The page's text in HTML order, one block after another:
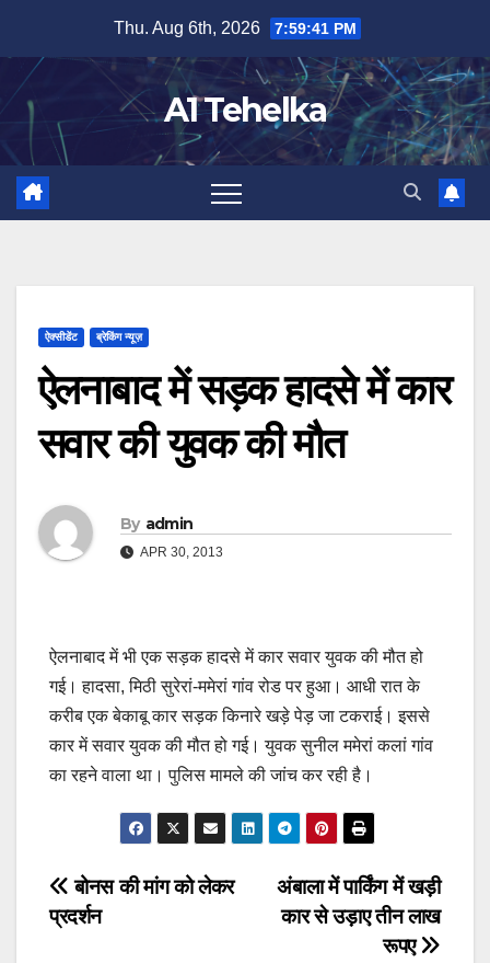
content
Thu. Aug 6th, 2026 7:59:41 PM
A1 Tehelka
ऐक्सीडेंट ब्रेकिंग न्यूज़
ऐलनाबाद में सड़क हादसे में कार
सवार की युवक की मौत
By admin
APR 30, 2013
ऐलनाबाद में भी एक सड़क हादसे में कार सवार युवक की मौत हो
गई। हादसा, मिठी सुरेरां-ममेरां गांव रोड पर हुआ। आधी रात के
करीब एक बेकाबू कार सड़क किनारे खड़े पेड़ जा टकराई। इससे
कार में सवार युवक की मौत हो गई। युवक सुनील ममेरां कलां गांव
का रहने वाला था। पुलिस मामले की जांच कर रही है।
Post
navigation
अंबाला में पार्किंग में खड़ी
कार से उड़ाए तीन लाख
रूपए
बोनस की मांग को लेकर
प्रदर्शन